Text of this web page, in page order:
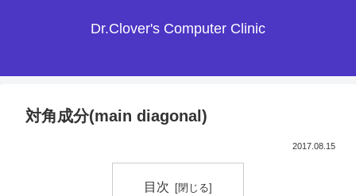
Dr.Clover's Computer Clinic
対角成分(main diagonal)
2017.08.15
目次